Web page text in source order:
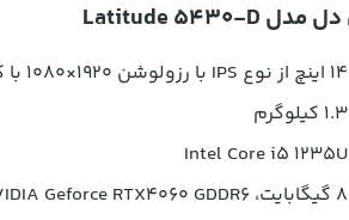
14 اینچ از نوع IPS با رزولوشن 1920×1080 با کیفیت فول HD
1.3 کیلوگرم
Intel Core i5 1235U
8 گیگابایت، NVIDIA Geforce RTX4060 GDDR6